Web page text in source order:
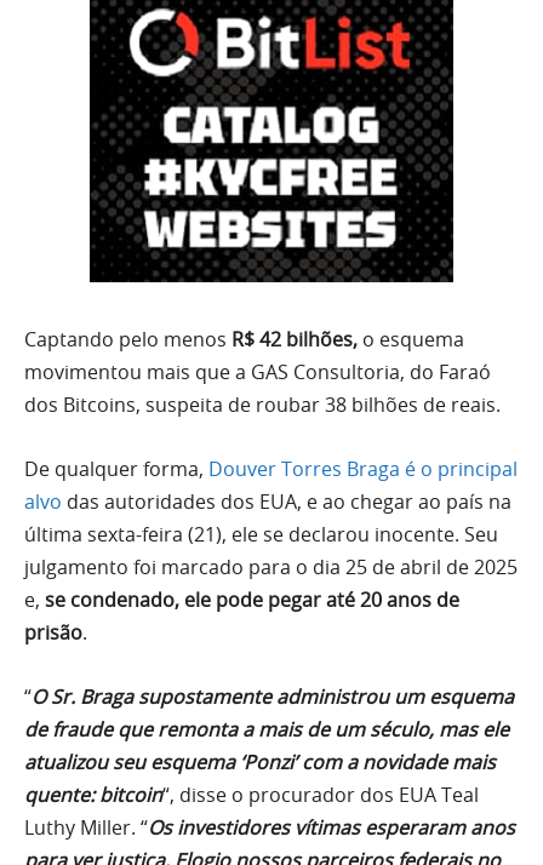
Captando pelo menos R$ 42 bilhões, o esquema
movimentou mais que a GAS Consultoria, do Faraó
dos Bitcoins, suspeita de roubar 38 bilhões de reais.
De qualquer forma, Douver Torres Braga é o principal
alvo das autoridades dos EUA, e ao chegar ao país na
última sexta-feira (21), ele se declarou inocente. Seu
julgamento foi marcado para o dia 25 de abril de 2025
e, se condenado, ele pode pegar até 20 anos de
prisão.
“O Sr. Braga supostamente administrou um esquema
de fraude que remonta a mais de um século, mas ele
atualizou seu esquema ‘Ponzi’ com a novidade mais
quente: bitcoin“, disse o procurador dos EUA Teal
Luthy Miller. “Os investidores vítimas esperaram anos